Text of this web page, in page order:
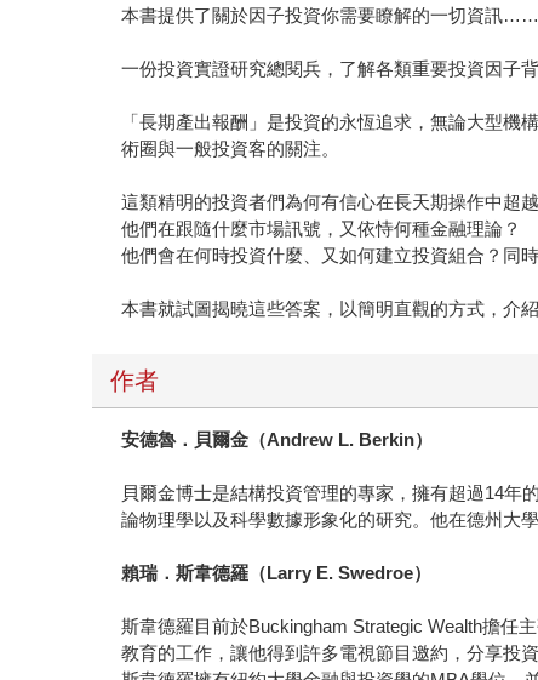
本書提供了關於因子投資你需要瞭解的一切資訊
一份投資實證研究總閱兵，了解各類重要投資因子
「長期產出報酬」是投資的永恆追求，無論大型
術圈與一般投資客的關注。
這類精明的投資者們為何有信心在長天期操作中超
他們在跟隨什麼市場訊號，又依恃何種金融理論？
他們會在何時投資什麼、又如何建立投資組合？同
本書就試圖揭曉這些答案，以簡明直觀的方式，介
作者
安德魯．貝爾金（Andrew L. Berkin）
貝爾金博士是結構投資管理的專家，擁有超過14年
論物理學以及科學數據形象化的研究。他在德州大
賴瑞．斯韋德羅（Larry E. Swedroe）
斯韋德羅目前於Buckingham Strategic Wealth擔任
教育的工作，讓他得到許多電視節目邀約，分享投資